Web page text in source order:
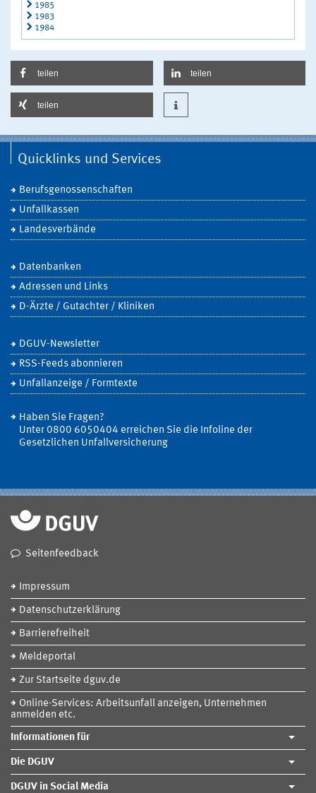
1985
1983
1984
teilen teilen
teilen
Quicklinks und Services
Berufsgenossenschaften
Unfallkassen
Landesverbände
Datenbanken
Adressen und Links
D-Ärzte / Gutachter / Kliniken
DGUV-Newsletter
RSS-Feeds abonnieren
Unfallanzeige / Formtexte
Haben Sie Fragen?
Unter 0800 6050404 erreichen Sie die Infoline der
Gesetzlichen Unfallversicherung
Seitenfeedback
Impressum
Datenschutzerklärung
Barrierefreiheit
Meldeportal
Zur Startseite dguv.de
Online-Services: Arbeitsunfall anzeigen, Unternehmen
anmelden etc.
Informationen für
Die DGUV
DGUV in Social Media